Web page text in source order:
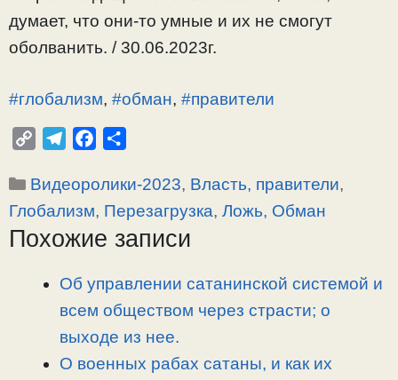
думает, что они-то умные и их не смогут
оболванить. / 30.06.2023г.
#глобализм, #обман, #правители
p
y
L
l
e
g
a
c
b
п
р
а
Рубрики
Видеоролики-2023, Власть, правители,
Глобализм, Перезагрузка, Ложь, Обман
Похожие записи
Об управлении сатанинской системой и
всем обществом через страсти; о
выходе из нее.
О военных рабах сатаны, и как их